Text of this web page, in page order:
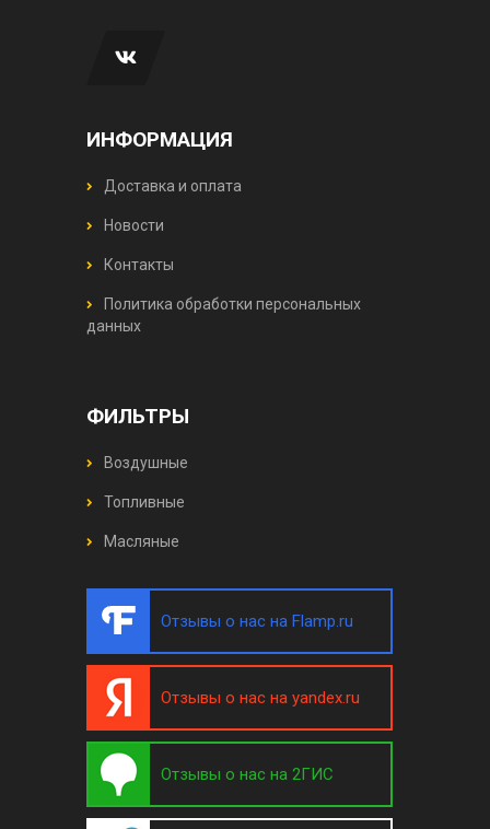
ИНФОРМАЦИЯ
Доставка и оплата
Новости
Контакты
Политика обработки персональных
данных
ФИЛЬТРЫ
Воздушные
Топливные
Масляные
Отзывы о нас на Flamp.ru
Отзывы о нас на yandex.ru
Отзывы о нас на 2ГИС